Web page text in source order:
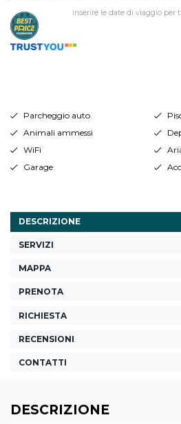
inserire le date di viaggio per
Parcheggio auto
Animali ammessi
WiFi
Garage
DESCRIZIONE
SERVIZI
MAPPA
PRENOTA
RICHIESTA
RECENSIONI
CONTATTI
DESCRIZIONE